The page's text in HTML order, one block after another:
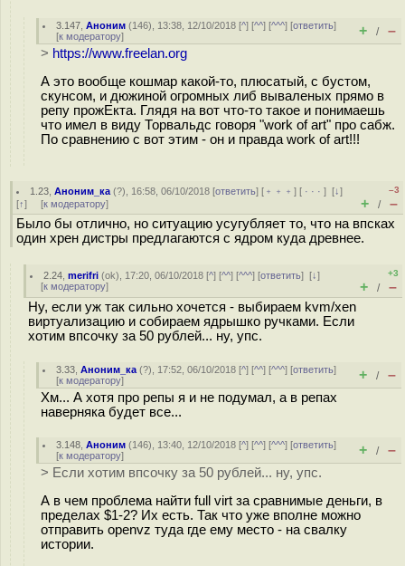
3.147 ,Аноним (146), 13:38, 12/10/2018 [^] [^^] [^^^] [ответить]
[к модератору] + / –
> https://www.freelan.org
А это вообще кошмар какой-то, плюсатый, с бустом,
скунсом, и дюжиной огромных либ вываленых прямо в
репу прожЕкта. Глядя на вот что-то такое и понимаешь
что имел в виду Торвальдс говоря "work of art" про сабж.
По сравнению с вот этим - он и правда work of art!!!
1.23 ,Аноним_ка (?), 16:58, 06/10/2018 [ответить] [ ﹢﹢﹢] [ · · ·][↓]
[↑] [к модератору]
–3
+ / –
Было бы отлично, но ситуацию усугубляет то, что на впсках
один хрен дистры предлагаются с ядром куда древнее.
2.24 ,merifri (ok), 17:20, 06/10/2018 [^] [^^] [^^^] [ответить][↓]
[к модератору]
+3
+ / –
Ну, если уж так сильно хочется - выбираем kvm/xen
виртуализацию и собираем ядрышко ручками. Если
хотим впсочку за 50 рублей... ну, упс.
3.33 ,Аноним_ка (?), 17:52, 06/10/2018 [^] [^^] [^^^] [ответить]
[к модератору] + / –
Хм... А хотя про репы я и не подумал, а в репах
наверняка будет все...
3.148 ,Аноним (146), 13:40, 12/10/2018 [^] [^^] [^^^] [ответить]
[к модератору] + / –
> Если хотим впсочку за 50 рублей... ну, упс.
А в чем проблема найти full virt за сравнимые деньги, в
пределах $1-2? Их есть. Так что уже вполне можно
отправить openvz туда где ему место - на свалку
истории.